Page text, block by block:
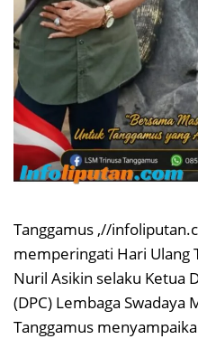
Tanggamus ,//
memperingati Hari Ulang
Nuril Asikin selaku Ketua
(DPC) Lembaga Swadaya
Tanggamus